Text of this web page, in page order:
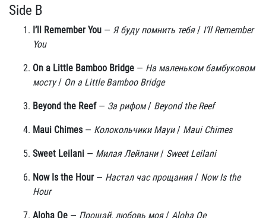
Side B
I’ll Remember You — Я буду помнить тебя/ I’ll Remember
You
On a Little Bamboo Bridge — На маленьком бамбуковом
мосту/ On a Little Bamboo Bridge
Beyond the Reef— За рифом/ Beyond the Reef
Maui Chimes— Колокольчики Мауи/ Maui Chimes
Sweet Leilani — Милая Лейлани/ Sweet Leilani
Now Is the Hour— Настал час прощания/ Now Is the
Hour
Aloha Oe — Прощай, любовь моя/ Aloha Oe